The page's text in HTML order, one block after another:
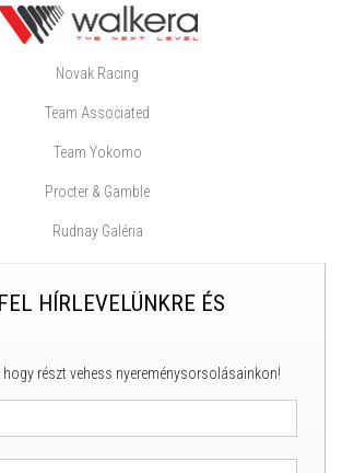
Novak Racing
Team Associated
Team Yokomo
Procter & Gamble
Rudnay Galéria
HÍRLEVELÜNKRE ÉS
részt vehess nyereménysorsolásainkon!